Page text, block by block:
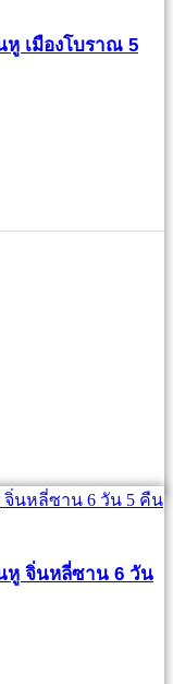
เมืองโบราณ 5
หู จิ่นหลี่ซาน 6 วัน